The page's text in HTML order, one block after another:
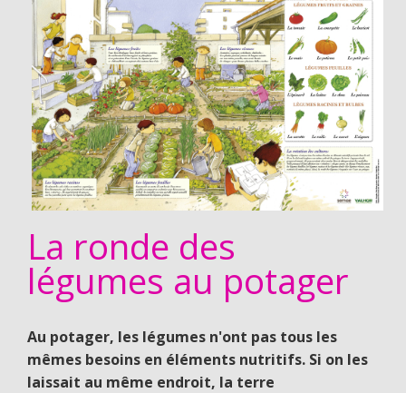
La ronde des
légumes au potager
Au potager, les légumes n'ont pas tous les
mêmes besoins en éléments nutritifs. Si on les
laissait au même endroit, la terre